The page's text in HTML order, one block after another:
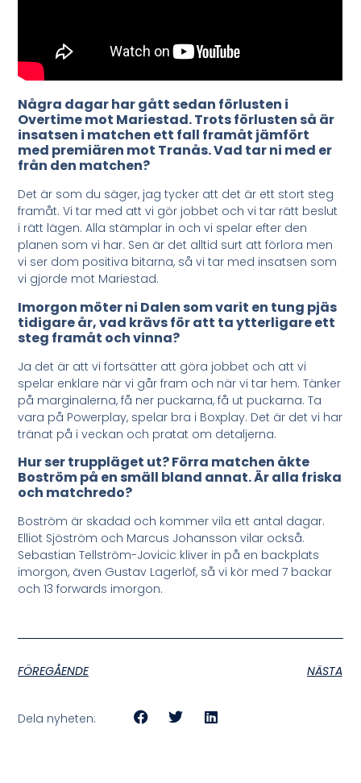
Några dagar har gått sedan förlusten i
Overtime mot Mariestad. Trots förlusten så är
insatsen i matchen ett fall framåt jämfört
med premiären mot Tranås. Vad tar ni med er
från den matchen?
Det är som du säger, jag tycker att det är ett stort steg
framåt. Vi tar med att vi gör jobbet och vi tar rätt beslut
i rätt lägen. Alla stämplar in och vi spelar efter den
planen som vi har. Sen är det alltid surt att förlora men
vi ser dom positiva bitarna, så vi tar med insatsen som
vi gjorde mot Mariestad.
Imorgon möter ni Dalen som varit en tung pjäs
tidigare år, vad krävs för att ta ytterligare ett
steg framåt och vinna?
Ja det är att vi fortsätter att göra jobbet och att vi
spelar enklare när vi går fram och när vi tar hem. Tänker
på marginalerna, få ner puckarna, få ut puckarna. Ta
vara på Powerplay, spelar bra i Boxplay. Det är det vi har
tränat på i veckan och pratat om detaljerna.
Hur ser truppläget ut? Förra matchen åkte
Boström på en smäll bland annat. Är alla friska
och matchredo?
Boström är skadad och kommer vila ett antal dagar.
Elliot Sjöström och Marcus Johansson vilar också.
Sebastian Tellström-Jovicic kliver in på en backplats
imorgon, även Gustav Lagerlöf, så vi kör med 7 backar
och 13 forwards imorgon.
FÖREGÅENDE NÄSTA
Dela nyheten: